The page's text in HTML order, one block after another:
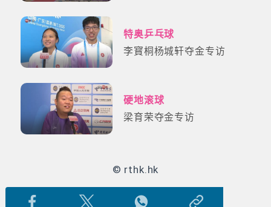
特奥乒乓球
李寳桐杨城轩夺金专访
硬地滚球
梁育荣夺金专访
© rthk.hk